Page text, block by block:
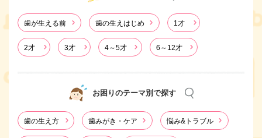
歯が生える前 歯の生えはじめ 1才
2才 3才 4～5才 6～12才
お困りのテーマ別で探す
歯の生え方 歯みがき・ケア 悩み&トラブル